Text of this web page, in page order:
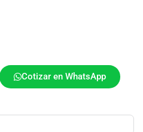
Cotizar en WhatsApp